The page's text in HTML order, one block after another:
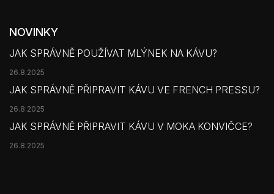
NOVINKY
JAK SPRÁVNĚ POUŽÍVAT MLÝNEK NA KÁVU?
26.8.2025
JAK SPRÁVNĚ PŘIPRAVIT KÁVU VE FRENCH PRESSU?
26.8.2025
JAK SPRÁVNĚ PŘIPRAVIT KÁVU V MOKA KONVIČCE?
26.8.2025